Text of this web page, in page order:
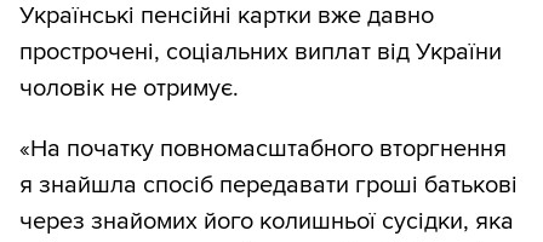
Українські пенсійні картки вже давно
прострочені, соціальних виплат від України
чоловік не отримує.
«На початку повномасштабного вторгнення
я знайшла спосіб передавати гроші батькові
через знайомих його колишньої сусідки, яка